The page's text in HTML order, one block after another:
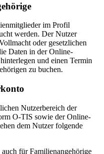
im Profil
werden. Der Nutzer
oder gesetzlichen
Daten in der Online-
und einen Termin
zu buchen.
Nutzerbereich der
O-TIS sowie der Online-
dem Nutzer folgende
für Familienangehörige